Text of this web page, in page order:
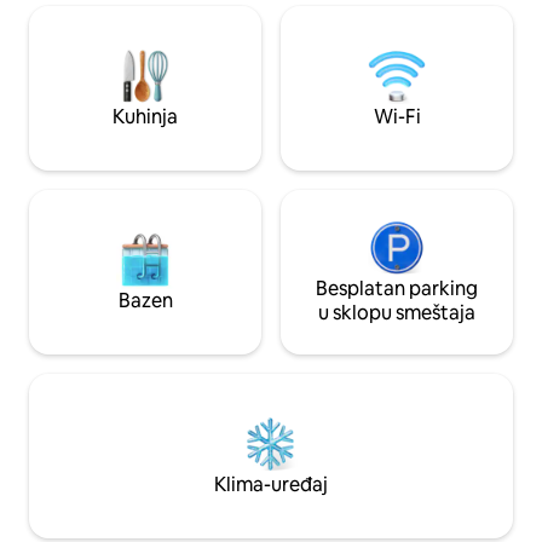
Mamut, 4 milje
rijeke Barren.
kuće, pa ako
smo se za vas.
Kuhinja Wi-Fi
Bazen
Besplatan parking
u sklopu smeštaja
Klima-uređaj